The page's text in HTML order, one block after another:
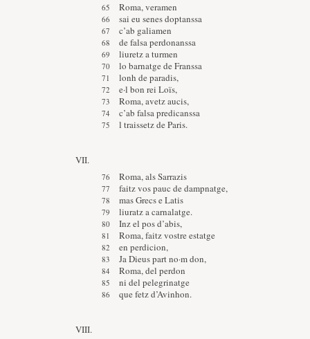
Roma, veramen
sai eu senes doptanssa
c’ab galiamen
de falsa perdonanssa
liuretz a turmen
lo barnatge de Franssa
lonh de paradis,
e·l bon rei Loïs,
Roma, avetz aucis,
c’ab falsa predicanssa
l traissetz de Paris.
VII.
Roma, als Sarrazis
faitz vos pauc de dampnatge,
mas Grecs e Latis
liuratz a carnalatge.
Inz el pos d’abis,
Roma, faitz vostre estatge
en perdicion,
Ja Dieus part no·m don,
Roma, del perdon
ni del pelegrinatge
que fetz d’Avinhon.
VIII.